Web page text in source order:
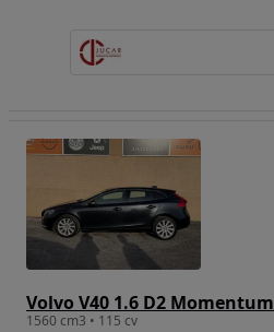
Volvo V40 1.6 D2 Momentum
1560 cm3 • 115 cv